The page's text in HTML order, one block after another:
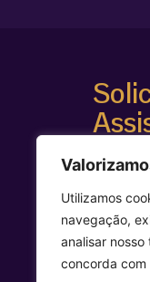
Utilizamos
navegação,
analisar nosso
concorda com
Entre